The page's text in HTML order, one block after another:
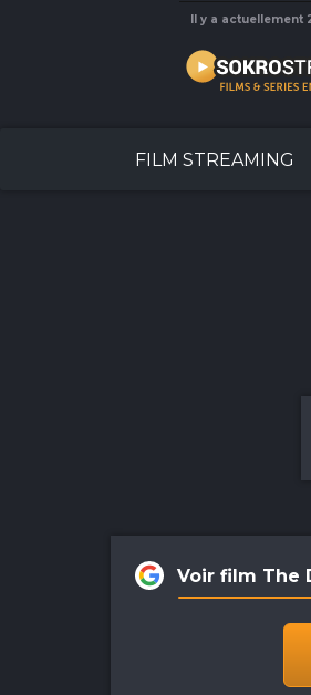
Il y a actuellement
FILM STREAMING
Voir film The